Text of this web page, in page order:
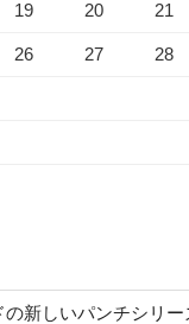
19 20 21
26 27 28
の新しいパンチシリー